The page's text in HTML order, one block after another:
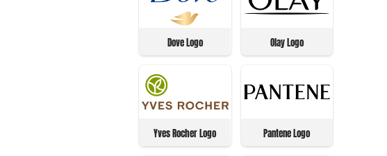
Dove Logo Olay Logo
Yves Rocher Logo Pantene Logo